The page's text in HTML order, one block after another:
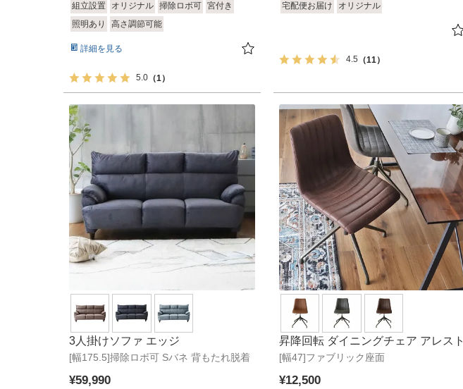
組立設置 オリジナル 掃除ロボ可 宮付き
照明あり
高さ調節可能
詳細を見る
5.0 （1）
宅配便お届け オリジナル
4.5 （11）
[幅175.5]掃除ロボ可 Sバネ 背もたれ脱着
3人掛けソファ エッジ
¥59,990
[幅47]ファブリック座面
昇降回転 ダイニングチェア アレスト
¥12,500